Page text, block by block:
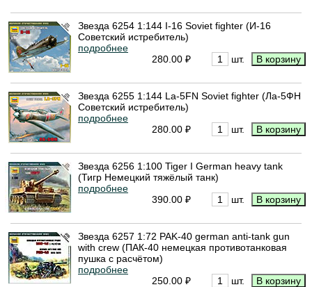
Звезда 6254 1:144 I-16 Soviet fighter (И-16
Советский истребитель)
подробнее
280.00 ₽
шт.
Звезда 6255 1:144 La-5FN Soviet fighter (Ла-5ФН
Советский истребитель)
подробнее
280.00 ₽
шт.
Звезда 6256 1:100 Tiger I German heavy tank
(Тигр Немецкий тяжёлый танк)
подробнее
390.00 ₽
шт.
Звезда 6257 1:72 PAK-40 german anti-tank gun
with crew (ПАК-40 немецкая противотанковая
пушка с расчётом)
подробнее
250.00 ₽
шт.